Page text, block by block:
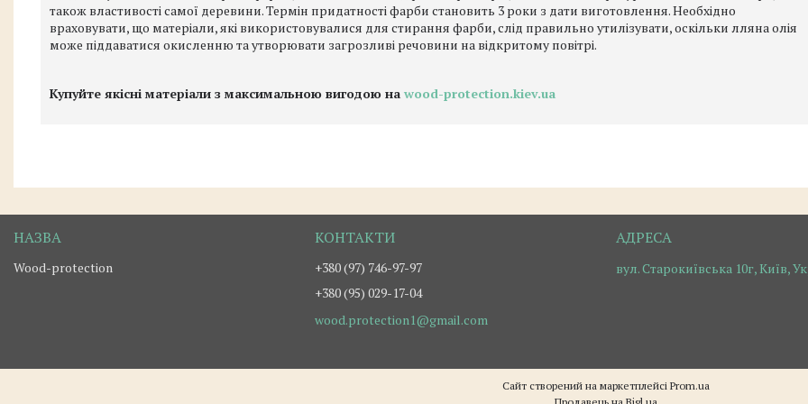
також властивості самої деревини. Термін придатності фарби становить 3 роки з дати виготовлення. Необхідно
враховувати, що матеріали, які використовувалися для стирання фарби, слід правильно утилізувати, оскільки лляна олія
може піддаватися окисленню та утворювати загрозливі речовини на відкритому повітрі.
Купуйте якісні матеріали з максимальною вигодою на wood-protection.kiev.ua
Wood-protection
+380 (97) 746-97-97
+380 (95) 029-17-04
wood.protection1@gmail.com
вул. Старокиївська 10г, Київ,
Сайт створений на маркетплейсі Prom.ua
Продавець на Bigl.ua